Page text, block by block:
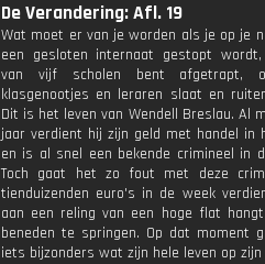
De Verandering: Afl. 19
Wat moet er van je worden als je op je
een gesloten internaat gestopt
van vijf scholen bent afgetrapt,
klasgenootjes en leraren slaat en
Dit is het leven van Wendell Breslau. Al
jaar verdient hij zijn geld met handel in
en is al snel een bekende crimineel in
Toch gaat het zo fout met deze
tienduizenden euro's in de week
aan een reling van een hoge flat
beneden te springen. Op dat moment
iets bijzonders wat zijn hele leven op